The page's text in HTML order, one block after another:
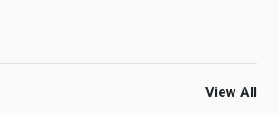
View All